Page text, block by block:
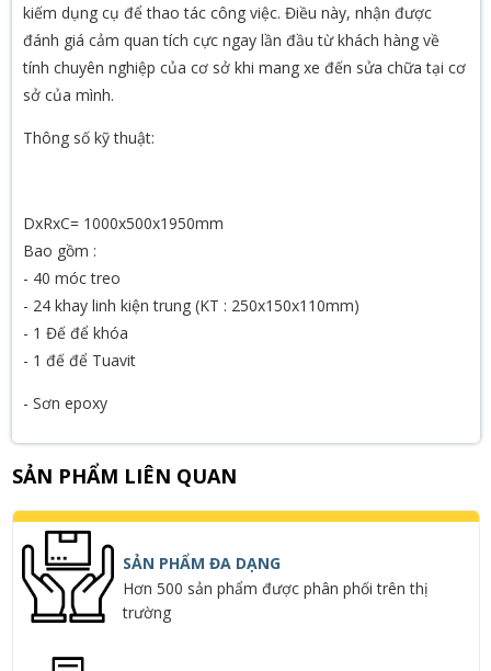
kiếm dụng cụ để thao tác công việc. Điều này, nhận được
đánh giá cảm quan tích cực ngay lần đầu từ khách hàng về
tính chuyên nghiệp của cơ sở khi mang xe đến sửa chữa tại cơ
sở của mình.
Thông số kỹ thuật:
DxRxC= 1000x500x1950mm
Bao gồm :
- 40 móc treo
- 24 khay linh kiện trung (KT : 250x150x110mm)
- 1 Đế để khóa
- 1 đế để Tuavit
- Sơn epoxy
SẢN PHẨM LIÊN QUAN
SẢN PHẨM ĐA DẠNG
Hơn 500 sản phẩm được phân phối trên thị
trường